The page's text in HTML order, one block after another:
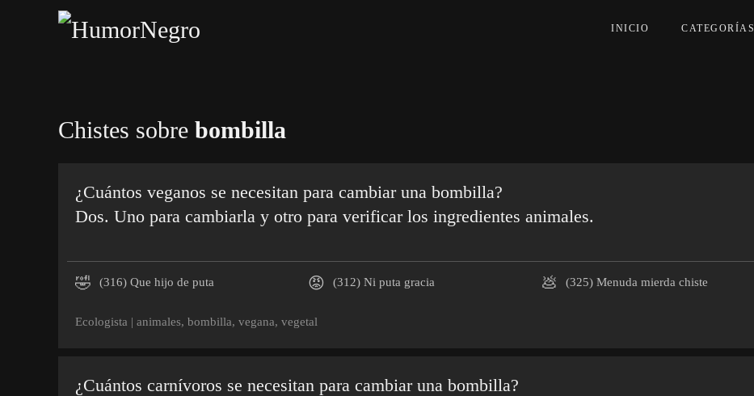
INICIO CATEGORÍAS
Chistes sobre bombilla
¿Cuántos veganos se necesitan para cambiar una bombilla?
Dos. Uno para cambiarla y otro para verificar los ingredientes animales.
🤣 (316) Que hijo de puta 😡 (312) Ni puta gracia 💩 (325)Menuda mierda chiste
Ecologista | animales, bombilla, vegana, vegetal
¿Cuántos carnívoros se necesitan para cambiar una bombilla?